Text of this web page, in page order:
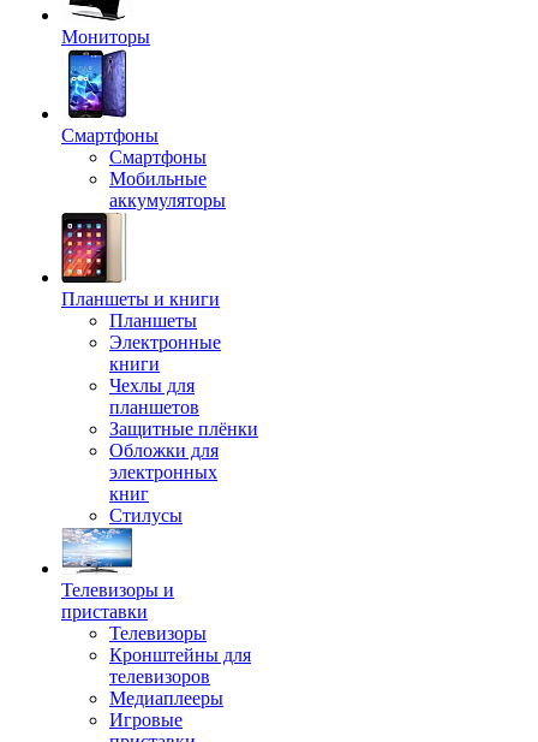
Мониторы
Смартфоны
Смартфоны
Мобильные
аккумуляторы
Планшеты и книги
Планшеты
Электронные
книги
Чехлы для
планшетов
Защитные плёнки
Обложки для
электронных
книг
Стилусы
Телевизоры и
приставки
Телевизоры
Кронштейны для
телевизоров
Медиаплееры
Игровые